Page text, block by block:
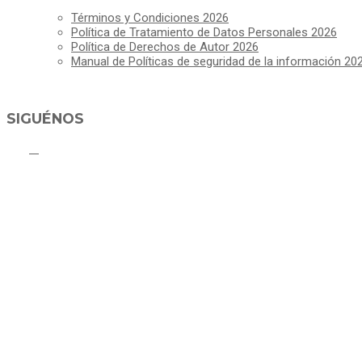
Términos y Condiciones 2026
Política de Tratamiento de Datos Personales 2026
Política de Derechos de Autor 2026
Manual de Políticas de seguridad de la información
SIGUÉNOS